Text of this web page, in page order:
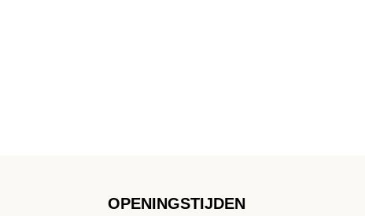
OPENINGSTIJDEN